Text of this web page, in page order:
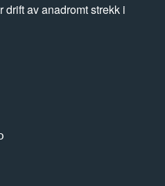
drift av anadromt strekk i